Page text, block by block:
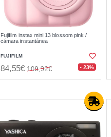
Fujifilm instax mini 13 blossom pink /
cámara instantánea
FUJIFILM
84,55€ 109,92€ - 23%